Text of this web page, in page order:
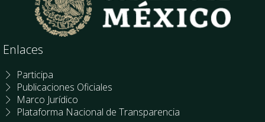
Enlaces
Participa
Publicaciones Oficiales
Marco Jurídico
Plataforma Nacional de Transparencia